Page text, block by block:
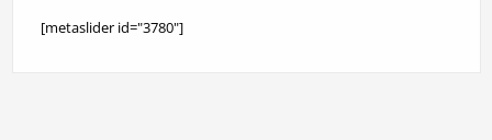
[metaslider id="3780"]